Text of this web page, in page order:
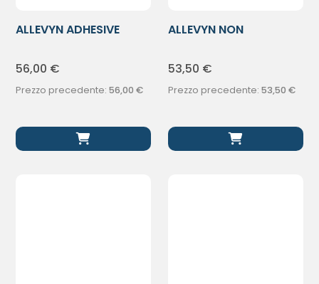
ALLEVYN ADHESIVE
56,00 €
Prezzo precedente:56,00 €
ALLEVYN NON
53,50 €
Prezzo precedente: 53,50 €